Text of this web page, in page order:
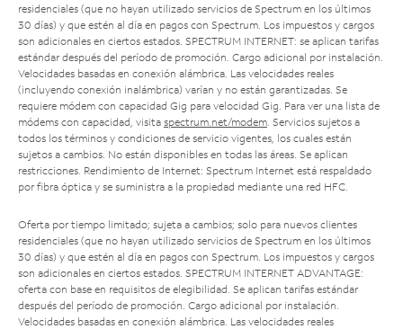
residenciales (que no hayan utilizado servicios de Spectrum en los últimos
30 días) y que estén al día en pagos con Spectrum. Los impuestos y cargos
son adicionales en ciertos estados. SPECTRUM INTERNET: se aplican tarifas
estándar después del período de promoción. Cargo adicional por instalación.
Velocidades basadas en conexión alámbrica. Las velocidades reales
(incluyendo conexión inalámbrica) varían y no están garantizadas. Se
requiere módem con capacidad Gig para velocidad Gig. Para ver una lista de
módems con capacidad, visita spectrum.net/modem . Servicios sujetos a
todos los términos y condiciones de servicio vigentes, los cuales están
sujetos a cambios. No están disponibles en todas las áreas. Se aplican
restricciones. Rendimiento de Internet: Spectrum Internet está respaldado
por fibra óptica y se suministra a la propiedad mediante una red HFC.
Oferta por tiempo limitado; sujeta a cambios; solo para nuevos clientes
residenciales (que no hayan utilizado servicios de Spectrum en los últimos
30 días) y que estén al día en pagos con Spectrum. Los impuestos y cargos
son adicionales en ciertos estados. SPECTRUM INTERNET ADVANTAGE:
oferta con base en requisitos de elegibilidad. Se aplican tarifas estándar
después del período de promoción. Cargo adicional por instalación.
Velocidades basadas en conexión alámbrica. Las velocidades reales